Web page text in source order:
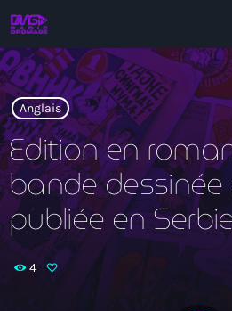
play_arrow RADIO
play_arrow RADIO DROMAGE
Anglais
Edition en
bande
publiée en
4